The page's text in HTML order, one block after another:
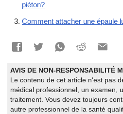
piéton?
Comment attacher une épaule
AVIS DE NON-RESPONSABILITÉ
Le contenu de cet article n'est pas
médical professionnel, un examen,
traitement. Vous devez toujours
autre professionnel de la santé